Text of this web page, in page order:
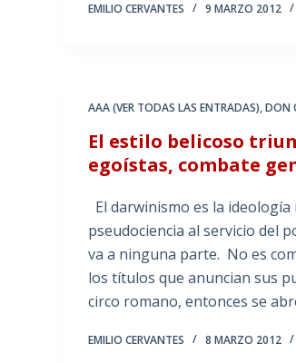
EMILIO CERVANTES 9 MARZO 2012
AAA (VER TODAS LAS ENTRADAS),DON
El estilo belicoso
egoístas, combate
El darwinismo es la
pseudociencia al servicio del
va a ninguna parte. No es
los títulos que anuncian sus
circo romano, entonces se
EMILIO CERVANTES 8 MARZO 2012